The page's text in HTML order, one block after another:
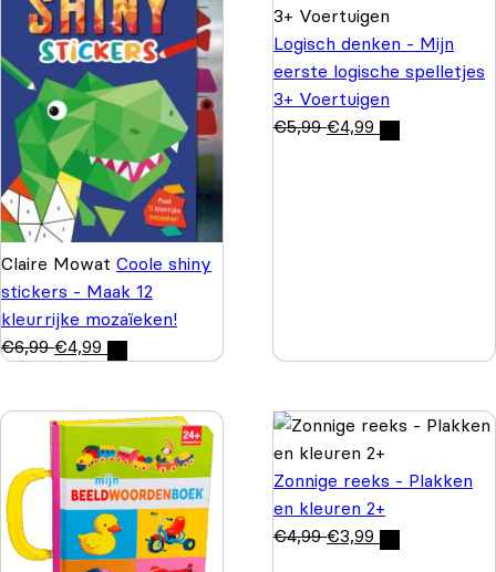
Claire Mowat Coole shiny
stickers - Maak 12
kleurrijke mozaïeken!
€6,99 €4,99
Logisch denken - Mijn
eerste logische spelletjes
3+ Voertuigen
€5,99 €4,99
Zonnige reeks - Plakken
en kleuren 2+
€4,99 €3,99